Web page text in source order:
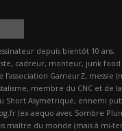
depuis bientôt 10 ans,
cadreur, monteur, junk food
l’association GameurZ, messie
membre du CNC et de la
Short Asymétrique, ennemi
(ex-aequo avec Sombre
maître du monde (mais à mi-